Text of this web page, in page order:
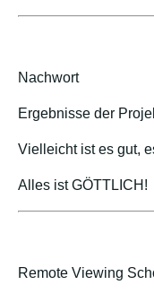
Nachwort
Ergebnisse der
Vielleicht ist es gut,
Alles ist GÖTTLICH!
Remote Viewing